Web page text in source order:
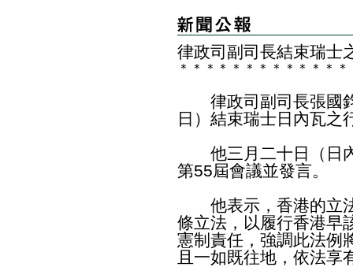
律政司副司長結束瑞士
＊ ＊ ＊ ＊ ＊ ＊ ＊ ＊ ＊ ＊ ＊ ＊ ＊
律政司副司長張國鈞
日）結束瑞士日內瓦之
他三月二十日（日內
第55屆會議並發言。
他表示，香港的立法
條立法，以履行香港早
憲制責任，強調此法例
且一如既往地，依法享